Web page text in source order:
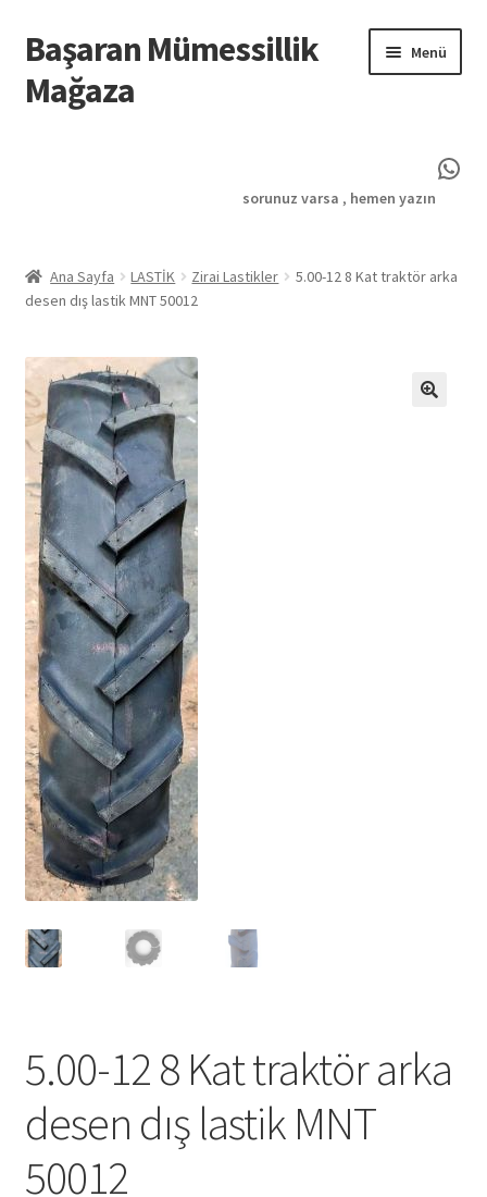
Dolaşıma
geç
İçeriğe
geç
Başaran Mümessillik
Mağaza
Menü
GİZLİLİK VE GÜVENLİK POLİTİKASI
İPTAL VE İADE KOŞULLARI
MESAFELİ SATIŞ SÖZLEŞMESİ
Ödeme
Sepetim
sorunuz varsa , hemen yazın
Ana Sayfa LASTİK Zirai Lastikler
5.00-12 8 Kat traktör arka
desen dış lastik MNT 50012
5.00-12 8 Kat traktör arka
desen dış lastik MNT
50012